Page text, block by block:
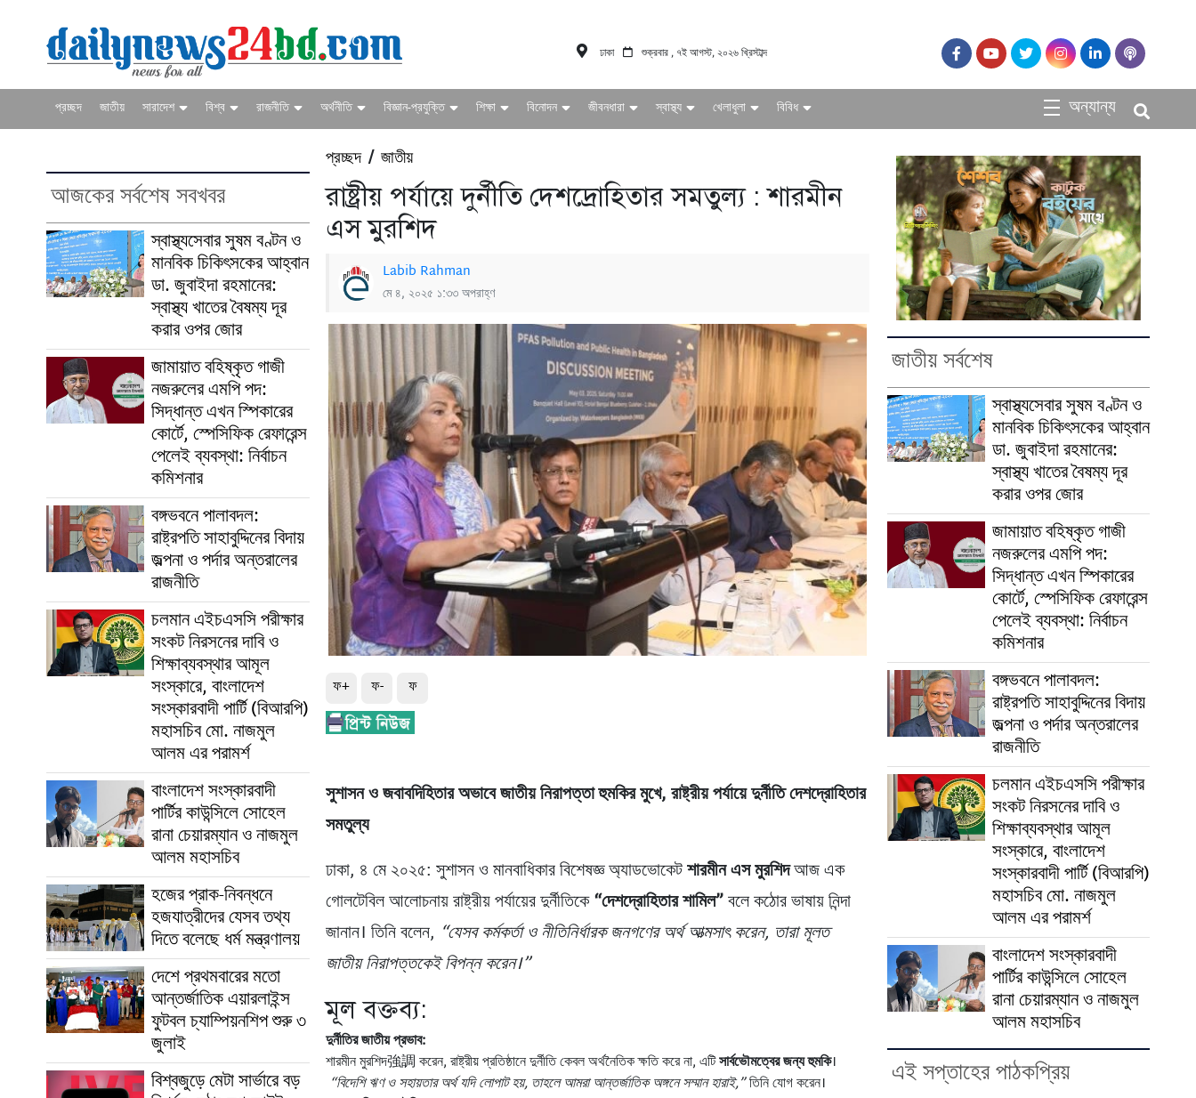
ঢাকা শুক্রবার , ৭ই আগস্ট, ২০২৬ খ্রিস্টাব্দ
প্রচ্ছদ জাতীয় সারাদেশ বিশ্ব রাজনীতি অর্থনীতি বিজ্ঞান-প্রযুক্তি শিক্ষা বিনোদন জীবনধারা স্বাস্থ্য খেলাধুলা বিবিধ অন্যান্য
আজকের সর্বশেষ সবখবর
স্বাস্থ্যসেবার সুষম বণ্টন ও
মানবিক চিকিৎসকের আহ্বান
ডা. জুবাইদা রহমানের:
স্বাস্থ্য খাতের বৈষম্য দূর
করার ওপর জোর
জামায়াত বহিষ্কৃত গাজী
নজরুলের এমপি পদ:
সিদ্ধান্ত এখন স্পিকারের
কোর্টে, স্পেসিফিক রেফারেন্স
পেলেই ব্যবস্থা: নির্বাচন
কমিশনার
বঙ্গভবনে পালাবদল:
রাষ্ট্রপতি সাহাবুদ্দিনের বিদায়
জল্পনা ও পর্দার অন্তরালের
রাজনীতি
চলমান এইচএসসি পরীক্ষার
সংকট নিরসনের দাবি ও
শিক্ষাব্যবস্থার আমূল
সংস্কারে, বাংলাদেশ
সংস্কারবাদী পার্টি (বিআরপি)
মহাসচিব মো. নাজমুল
আলম এর পরামর্শ
বাংলাদেশ সংস্কারবাদী
পার্টির কাউন্সিলে সোহেল
রানা চেয়ারম্যান ও নাজমুল
আলম মহাসচিব
হজের প্রাক-নিবন্ধনে
হজযাত্রীদের যেসব তথ্য
দিতে বলেছে ধর্ম মন্ত্রণালয়
দেশে প্রথমবারের মতো
আন্তর্জাতিক এয়ারলাইন্স
ফুটবল চ্যাম্পিয়নশিপ শুরু ৩
জুলাই
বিশ্বজুড়ে মেটা সার্ভারে বড়
প্রচ্ছদ/জাতীয়
রাষ্ট্রীয় পর্যায়ে দুর্নীতি দেশদ্রোহিতার সমতুল্য : শারমীন
এস মুরশিদ
Labib Rahman
মে ৪, ২০২৫ ১:৩৩ অপরাহ্ণ
ফ+ ফ- ফ
সুশাসন ও জবাবদিহিতার অভাবে জাতীয় নিরাপত্তা হুমকির মুখে, রাষ্ট্রীয় পর্যায়ে দুর্নীতি দেশদ্রোহিতার
সমতুল্য
ঢাকা, ৪ মে ২০২৫: সুশাসন ও মানবাধিকার বিশেষজ্ঞ অ্যাডভোকেটশারমীন এস মুরশিদআজ এক
গোলটেবিল আলোচনায় রাষ্ট্রীয় পর্যায়ের দুর্নীতিকে“দেশদ্রোহিতার শামিল”বলে কঠোর ভাষায় নিন্দা
জানান। তিনি বলেন, “যেসব কর্মকর্তা ও নীতিনির্ধারক জনগণের অর্থ আত্মসাৎ করেন, তারা মূলত
জাতীয় নিরাপত্তকেই বিপন্ন করেন।”
মূল বক্তব্য:
দুর্নীতির জাতীয় প্রভাব:
শারমীন মুরশিদ強調 করেন, রাষ্ট্রীয় প্রতিষ্ঠানে দুর্নীতি কেবল অর্থনৈতিক ক্ষতি করে না, এটিসার্বভৌমত্বের জন্য হুমকি।
“বিদেশি ঋণ ও সহায়তার অর্থ যদি লোপাট হয়, তাহলে আমরা আন্তর্জাতিক অঙ্গনে সম্মান হারাই,”তিনি যোগ করেন।
জাতীয় সর্বশেষ
স্বাস্থ্যসেবার সুষম বণ্টন ও
মানবিক চিকিৎসকের আহ্বান
ডা. জুবাইদা রহমানের:
স্বাস্থ্য খাতের বৈষম্য দূর
করার ওপর জোর
জামায়াত বহিষ্কৃত গাজী
নজরুলের এমপি পদ:
সিদ্ধান্ত এখন স্পিকারের
কোর্টে, স্পেসিফিক রেফারেন্স
পেলেই ব্যবস্থা: নির্বাচন
কমিশনার
বঙ্গভবনে পালাবদল:
রাষ্ট্রপতি সাহাবুদ্দিনের বিদায়
জল্পনা ও পর্দার অন্তরালের
রাজনীতি
চলমান এইচএসসি পরীক্ষার
সংকট নিরসনের দাবি ও
শিক্ষাব্যবস্থার আমূল
সংস্কারে, বাংলাদেশ
সংস্কারবাদী পার্টি (বিআরপি)
মহাসচিব মো. নাজমুল
আলম এর পরামর্শ
বাংলাদেশ সংস্কারবাদী
পার্টির কাউন্সিলে সোহেল
রানা চেয়ারম্যান ও নাজমুল
আলম মহাসচিব
এই সপ্তাহের পাঠকপ্রিয়